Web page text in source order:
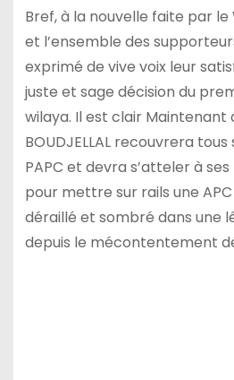
Bref, à la nouvelle faite par
et l’ensemble des
exprimé de vive voix leur
juste et sage décision du
wilaya. Il est clair Maintenant
BOUDJELLAL recouvrera
PAPC et devra s’atteler à
pour mettre sur rails une
déraillé et sombré dans une
depuis le mécontentement